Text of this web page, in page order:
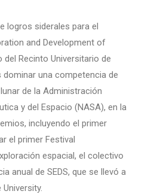
logros siderales para el
and Development of
del Recinto Universitario de
dominar una competencia de
de la Administración
y del Espacio (NASA), en la
incluyendo el primer
el primer Festival
espacial, el colectivo
anual de SEDS, que se llevó a